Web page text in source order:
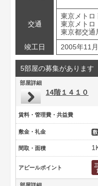
交通
東京メトロ
東京メトロ
東京都交通
竣工日
2005年11
5部屋の募集があります
部屋詳細
14階１４１０
賃料・管理費・共益費
敷金・礼金
間取・面積
アピールポイント